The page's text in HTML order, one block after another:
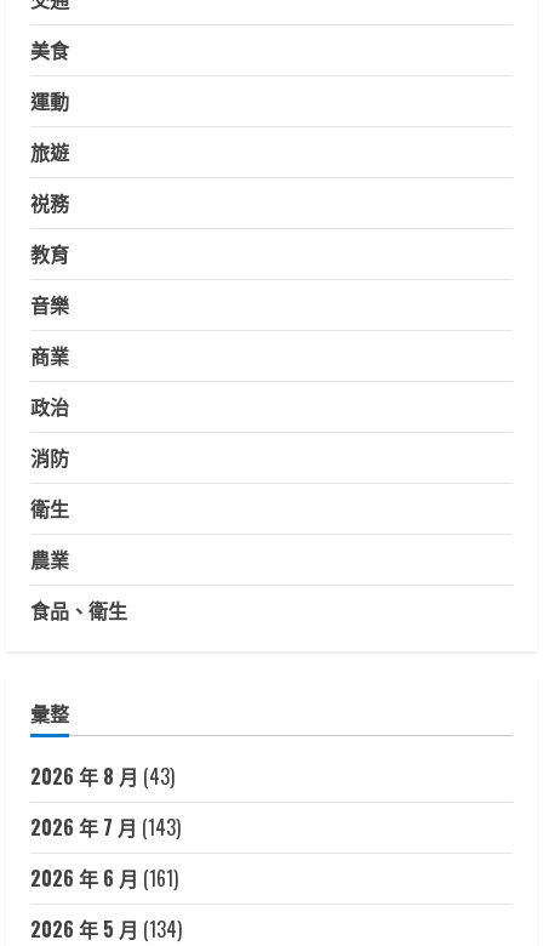
美食
運動
旅遊
祱務
教育
音樂
商業
政治
消防
衛生
農業
食品、衛生
彙整
2026 年 8 月 (43)
2026 年 7 月 (143)
2026 年 6 月 (161)
2026 年 5 月 (134)